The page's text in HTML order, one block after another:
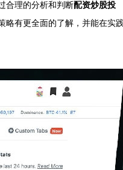
合理的分析和判断配资炒股投
略有更全面的了解，并能在实